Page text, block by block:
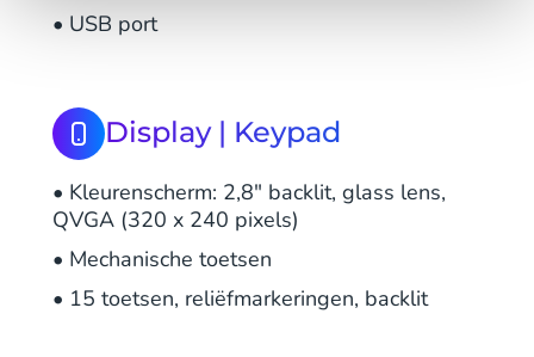
• USB port
Display | Keypad
• Kleurenscherm: 2,8" backlit, glass lens,
QVGA (320 x 240 pixels)
• Mechanische toetsen
• 15 toetsen, reliëfmarkeringen, backlit